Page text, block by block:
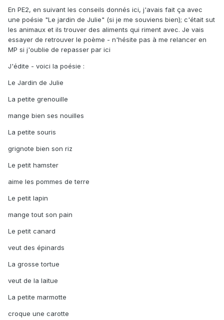
En PE2, en suivant les conseils donnés ici, j'avais fait ça avec
une poésie "Le jardin de Julie" (si je me souviens bien); c'était sut
les animaux et ils trouver des aliments qui riment avec. Je vais
essayer de retrouver le poème - n'hésite pas à me relancer en
MP si j'oublie de repasser par ici
J'édite - voici la poésie :
Le Jardin de Julie
La petite grenouille
mange bien ses nouilles
La petite souris
grignote bien son riz
Le petit hamster
aime les pommes de terre
Le petit lapin
mange tout son pain
Le petit canard
veut des épinards
La grosse tortue
veut de la laitue
La petite marmotte
croque une carotte